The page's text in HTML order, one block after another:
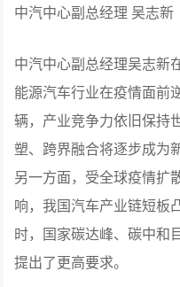
中汽中心副总经理 吴志新
中汽中心副总经理吴志新
能源汽车行业在疫情面前
辆，产业竞争力依旧保持
塑、跨界融合将逐步成为
另一方面，受全球疫情扩
响，我国汽车产业链短板
时，国家碳达峰、碳中和
提出了更高要求。